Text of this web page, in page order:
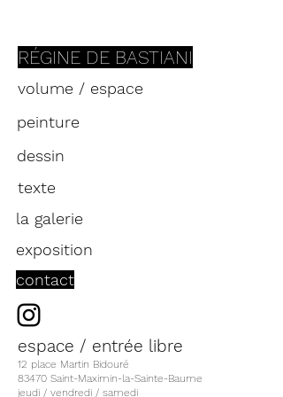
RÉGINE DE BASTIANI
volume / espace
peinture
dessin
texte
la galerie
exposition
contact
12 place Martin Bidouré
83470 Saint-Maximin-la-Sainte-Baume
jeudi / vendredi / samedi
espace / entrée libre